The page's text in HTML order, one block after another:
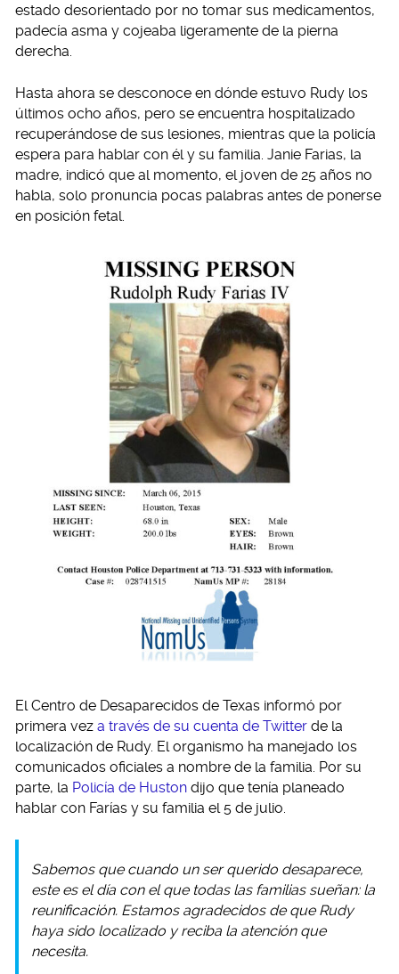
estado desorientado por no tomar sus medicamentos,
padecía asma y cojeaba ligeramente de la pierna
derecha.
Hasta ahora se desconoce en dónde estuvo Rudy los
últimos ocho años, pero se encuentra hospitalizado
recuperándose de sus lesiones, mientras que la policía
espera para hablar con él y su familia. Janie Farias, la
madre, indicó que al momento, el joven de 25 años no
habla, solo pronuncia pocas palabras antes de ponerse
en posición fetal.
El Centro de Desaparecidos de Texas informó por
primera vez a través de su cuenta de Twitter de la
localización de Rudy. El organismo ha manejado los
comunicados oficiales a nombre de la familia. Por su
parte, la Policía de Huston dijo que tenía planeado
hablar con Farías y su familia el 5 de julio.
Sabemos que cuando un ser querido desaparece,
este es el día con el que todas las familias sueñan: la
reunificación. Estamos agradecidos de que Rudy
haya sido localizado y reciba la atención que
necesita.